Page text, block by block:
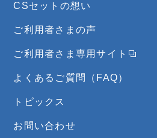
CSセットの想い
ご利用者さまの声
ご利用者さま専用サイト
よくあるご質問（FAQ）
トピックス
お問い合わせ